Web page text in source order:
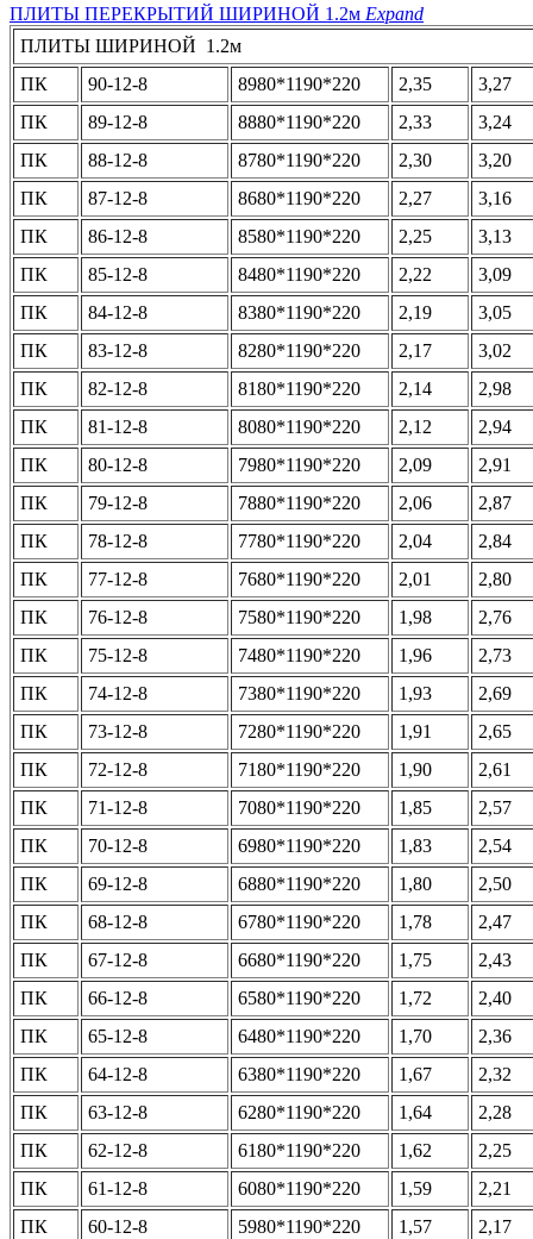
ПЛИТЫ ПЕРЕКРЫТИЙ ШИРИНОЙ 1.2м Expand
ПЛИТЫ ШИРИНОЙ 1.2м
ПК
90-12-8 8980*1190*220 2,35
3,27
ПК
89-12-8 8880*1190*220 2,33
3,24
ПК
88-12-8 8780*1190*220 2,30
3,20
ПК
87-12-8 8680*1190*220 2,27
3,16
ПК
86-12-8 8580*1190*220 2,25
3,13
ПК
85-12-8 8480*1190*220 2,22
3,09
ПК
84-12-8 8380*1190*220 2,19
3,05
ПК
83-12-8 8280*1190*220 2,17
3,02
ПК
82-12-8 8180*1190*220 2,14
2,98
ПК
81-12-8 8080*1190*220 2,12
2,94
ПК
80-12-8 7980*1190*220 2,09
2,91
ПК
79-12-8 7880*1190*220 2,06
2,87
ПК
78-12-8 7780*1190*220 2,04
2,84
ПК
77-12-8 7680*1190*220 2,01
2,80
ПК
76-12-8 7580*1190*220 1,98
2,76
ПК
75-12-8 7480*1190*220 1,96
2,73
ПК
74-12-8 7380*1190*220 1,93
2,69
ПК
73-12-8 7280*1190*220 1,91
2,65
ПК
72-12-8 7180*1190*220 1,90
2,61
ПК
71-12-8 7080*1190*220 1,85
2,57
ПК
70-12-8 6980*1190*220 1,83
2,54
ПК
69-12-8 6880*1190*220 1,80
2,50
ПК
68-12-8 6780*1190*220 1,78
2,47
ПК
67-12-8 6680*1190*220 1,75
2,43
ПК
66-12-8 6580*1190*220 1,72
2,40
ПК
65-12-8 6480*1190*220 1,70
2,36
ПК
64-12-8 6380*1190*220 1,67
2,32
ПК
63-12-8 6280*1190*220 1,64
2,28
ПК
62-12-8 6180*1190*220 1,62
2,25
ПК
61-12-8 6080*1190*220 1,59
2,21
ПК
60-12-8 5980*1190*220 1,57
2,17